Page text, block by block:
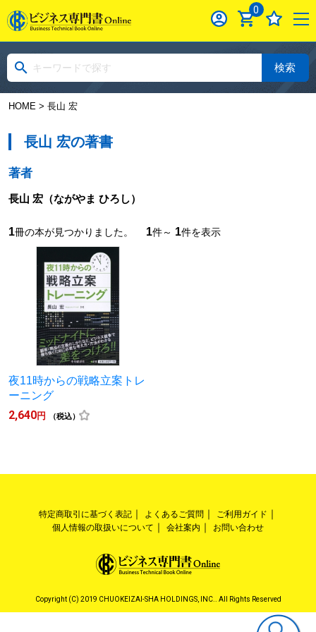
0
検索
HOME> 長山 宏
長山 宏の著書
著者
長山 宏（ながやま ひろし）
1冊の本が見つかりました。 1件～ 1件を表示
夜11時からの戦略立案トレ
ーニング
2,640円 （税込）
特定商取引に基づく表記 よくあるご質問
ご利用ガイド
個人情報の取扱いについて
会社案内 お問い合わせ
Copyright (C) 2019 CHUOKEIZAI-SHA HOLDINGS, INC.. All Rights Reserved